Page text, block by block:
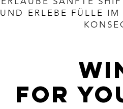
UND ERLEBE FÜLLE
FOR